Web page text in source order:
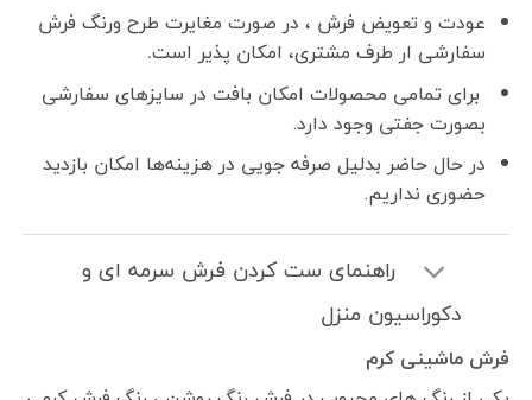
عودت و تعویض فرش ، در صورت مغایرت طرح ورنگ فرش
سفارشی ار طرف مشتری، امکان پذیر است.
برای تمامی محصولات امکان بافت در سایزهای سفارشی
بصورت جفتی وجود دارد.
در حال حاضر بدلیل صرفه جویی در هزینه‌ها امکان بازدید
حضوری نداریم.
راهنمای ست کردن فرش سرمه ای و
دکوراسیون منزل
فرش ماشینی کرم